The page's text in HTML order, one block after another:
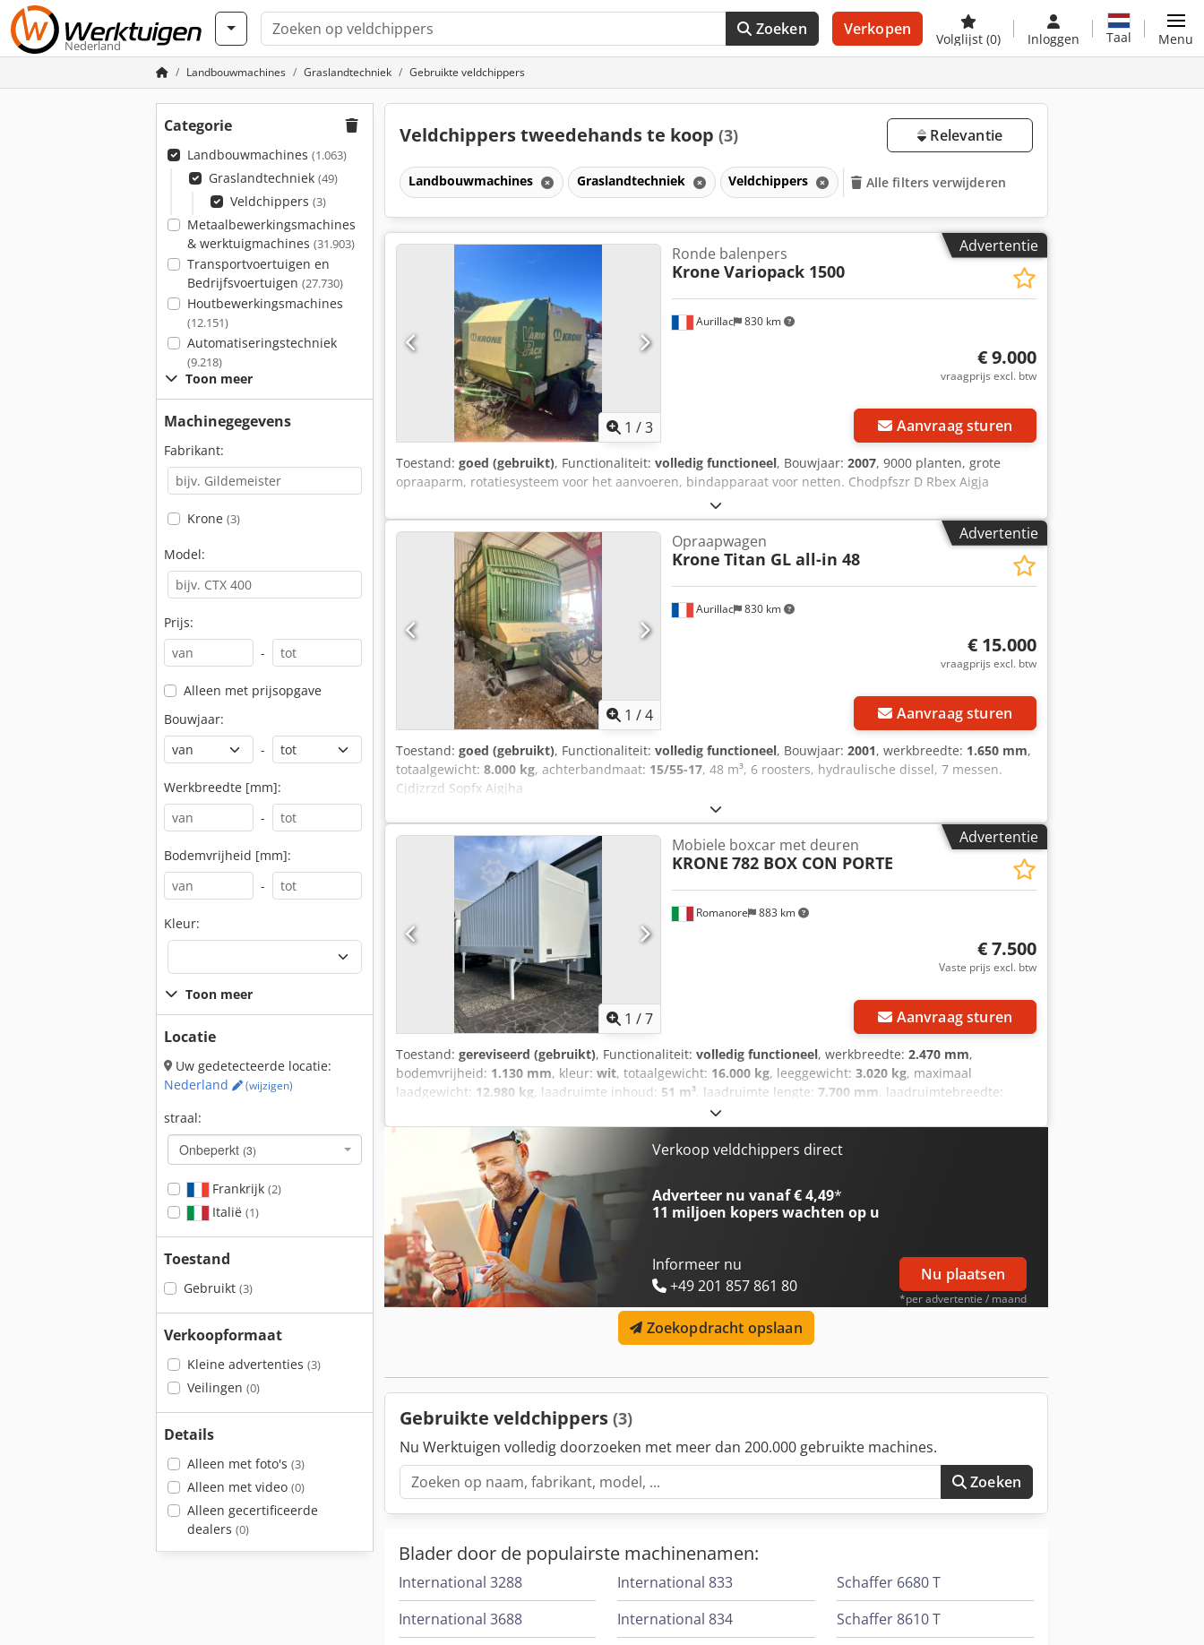
Nederland
Zoeken Verkopen
Volglijst (0) Inloggen Taal Menu
Landbouwmachines Graslandtechniek Gebruikte veldchippers
Categorie
Landbouwmachines (1.063)
Graslandtechniek (49)
Veldchippers (3)
Metaalbewerkingsmachines
& werktuigmachines (31.903)
Transportvoertuigen en
Bedrijfsvoertuigen (27.730)
Houtbewerkingsmachines
(12.151)
Automatiseringstechniek
(9.218)
Toon meer
Machinegegevens
Fabrikant:
Krone (3)
Model:
Prijs:
-
Alleen met prijsopgave
Bouwjaar:
-
Werkbreedte [mm]:
-
Bodemvrijheid [mm]:
-
Kleur:
Toon meer
Locatie
Uw gedetecteerde locatie:
Nederland
(wijzigen)
straal:
Onbeperkt (3)
Frankrijk (2)
Italië (1)
Toestand
Gebruikt (3)
Verkoopformaat
Kleine advertenties (3)
Veilingen (0)
Details
Alleen met foto's (3)
Alleen met video (0)
Alleen gecertificeerde
dealers (0)
Veldchippers tweedehands te koop (3) Relevantie
Landbouwmachines Graslandtechniek Veldchippers Alle filters verwijderen
Advertentie
1 /3
Aurillac 830 km
Ronde balenpers
Krone Variopack 1500
€ 9.000
vraagprijs excl. btw
Aanvraag sturen
Toestand: goed (gebruikt), Functionaliteit: volledig functioneel, Bouwjaar: 2007, 9000 planten, grote
opraaparm, rotatiesysteem voor het aanvoeren, bindapparaat voor netten. Chodpfszr D Rbex Aigja
Advertentie
1 /4
Aurillac 830 km
Opraapwagen
Krone Titan GL all-in 48
€ 15.000
vraagprijs excl. btw
Aanvraag sturen
Toestand: goed (gebruikt), Functionaliteit: volledig functioneel, Bouwjaar: 2001, werkbreedte: 1.650 mm,
totaalgewicht: 8.000 kg, achterbandmaat: 15/55-17, 48 m³, 6 roosters, hydraulische dissel, 7 messen.
Cjdjzrzd Sopfx Aigjha
Advertentie
1 /7
Romanore 883 km
Mobiele boxcar met deuren
KRONE 782 BOX CON PORTE
€ 7.500
Vaste prijs excl. btw
Aanvraag sturen
Toestand: gereviseerd (gebruikt), Functionaliteit: volledig functioneel, werkbreedte: 2.470 mm,
bodemvrijheid: 1.130 mm, kleur: wit, totaalgewicht: 16.000 kg, leeggewicht: 3.020 kg, maximaal
laadgewicht: 12.980 kg, laadruimte inhoud: 51 m³, laadruimte lengte: 7.700 mm, laadruimtebreedte:
, totale hoogte:
breedte:2.550 mm, MOBIELE KOFFERBOX MET DEUREN GEPROFILEERDE WANDEN ACHTERDEUREN
SPOORWEGCODE Chodpfx Aox Rvqtsigja OPNIEUW IN WIT GESCHILDERD
Verkoop veldchippers direct
Adverteer nu vanaf € 4,49*
11 miljoen koperswachten op u
Informeer nu
+49 201 857 861 80
Nu plaatsen
*per advertentie / maand
Zoekopdracht opslaan
Gebruikte veldchippers (3)
Nu Werktuigen volledig doorzoeken met meer dan 200.000 gebruikte machines.
Zoeken
Blader door de populairste machinenamen:
International 3288
International 3688
International 833
International 834
Schaffer 6680 T
Schaffer 8610 T